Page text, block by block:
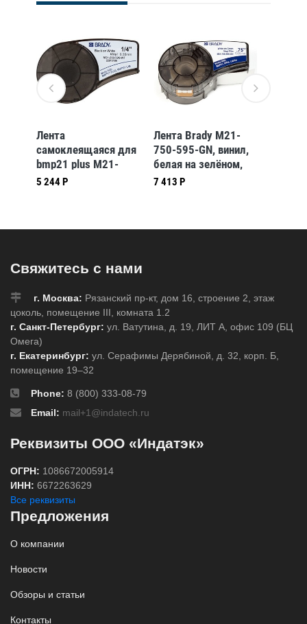
Лента
самоклеящаяся для
bmp21 plus M21-
250-595-WT
5 244 Р
Лента Brady M21-
750-595-GN, винил,
белая на зелёном,
19,05 ммх6,4 м
7 413 Р
Свяжитесь с нами
г. Москва: Рязанский пр-кт, дом 16, строение 2, этаж
цоколь, помещение III, комната 1.2
г. Санкт-Петербург: ул. Ватутина, д. 19, ЛИТ А, офис 109 (БЦ
Омега)
г. Екатеринбург: ул. Серафимы Дерябиной, д. 32, корп. Б,
помещение 19–32
Phone: 8 (800) 333-08-79
Email: mail+1@indatech.ru
Реквизиты ООО «Индатэк»
ОГРН: 1086672005914
ИНН: 6672263629
Все реквизиты
Предложения
О компании
Новости
Обзоры и статьи
Контакты